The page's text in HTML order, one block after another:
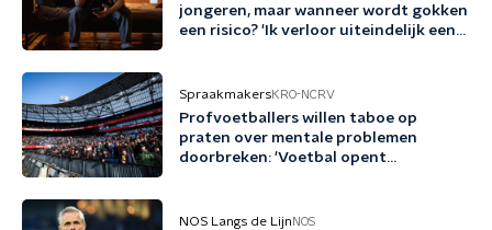
jongeren, maar wanneer wordt gokken
een risico? 'Ik verloor uiteindelijk een
SpraakmakersKRO-NCRV
Profvoetballers willen taboe op
praten over mentale problemen
doorbreken: 'Voetbal opent
NOS Langs de Lijn NOS